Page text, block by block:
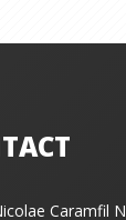
Caramfil